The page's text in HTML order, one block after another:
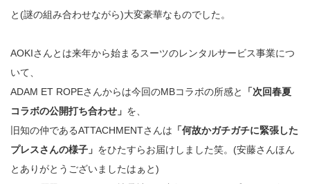
と(謎の組み合わせながら)大変豪華なものでした。
AOKIさんとは来年から始まるスーツのレンタルサービス事業につ
いて、
ADAM ET ROPEさんからは今回のMBコラボの所感と
「次回春夏
コラボの公開打ち合わせ」 を、
旧知の仲であるATTACHMENTさんは 「何故かガチガチに緊張した
プレスさんの様子」 をひたすらお届けしました笑。(安藤さんほん
とありがとうございましたはぁと)